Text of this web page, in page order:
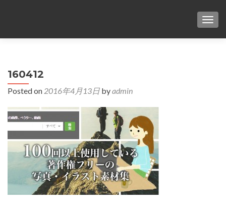
160412
Posted on 2016年4月13日 byadmin